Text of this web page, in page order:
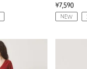
¥7,590
NEW